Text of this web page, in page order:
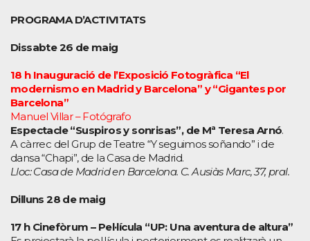
PROGRAMA D’ACTIVITATS
Dissabte 26 de maig
18 h Inauguració de l’Exposició Fotogràfica “El
modernismo en Madrid y Barcelona” y “Gigantes por
Barcelona”
Manuel Villar – Fotógrafo
Espectacle “Suspiros y sonrisas”, de Mª Teresa Arnó.
A càrrec del Grup de Teatre “Y seguimos soñando” i de
dansa “Chapi”, de la Casa de Madrid.
Lloc: Casa de Madrid en Barcelona. C. Ausiàs Marc, 37, pral.
Dilluns 28 de maig
17 h Cinefòrum – Pel·lícula “UP: Una aventura de altura”